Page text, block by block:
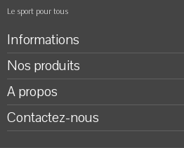
Le sport pour tous
Informations
Nos produits
A propos
Contactez-nous